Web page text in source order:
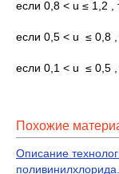
если 0,8 < u ≤ 1,2 ,
если 0,5 < u ≤ 0,8 ,
если 0,1 < u ≤ 0,5 ,
Похожие
Описание